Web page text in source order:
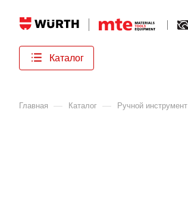
Каталог
Главная
— Каталог — Ручной инструмент